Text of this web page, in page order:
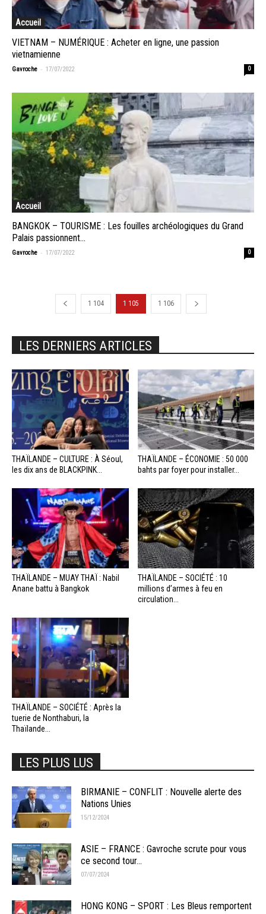
Accueil
VIETNAM – NUMÉRIQUE : Acheter en ligne, une passion
vietnamienne
Gavroche - 17/07/2022 0
Accueil
BANGKOK – TOURISME : Les fouilles archéologiques du Grand
Palais passionnent...
Gavroche - 17/07/2022 0
1 104 1 105 1 106
LES DERNIERS ARTICLES
THAÏLANDE – CULTURE : À Séoul,
les dix ans de BLACKPINK...
THAÏLANDE – ÉCONOMIE : 50 000
bahts par foyer pour installer...
THAÏLANDE – MUAY THAÏ : Nabil
Anane battu à Bangkok
THAÏLANDE – SOCIÉTÉ : 10
millions d’armes à feu en
circulation...
THAÏLANDE – SOCIÉTÉ : Après la
tuerie de Nonthaburi, la
Thaïlande...
LES PLUS LUS
BIRMANIE – CONFLIT : Nouvelle alerte des
Nations Unies
15/12/2024
ASIE – FRANCE : Gavroche scrute pour vous
ce second tour...
07/07/2024
HONG KONG – SPORT : Les Bleus remportent